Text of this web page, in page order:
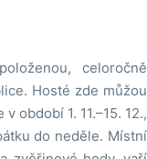
celoročně
Hosté zde můžou
období 1. 11.–15. 12.,
do neděle. Místní